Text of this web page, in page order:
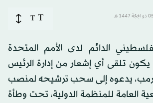
T
T
الدائم لدى الأمم المتحدة
تلقى أي إشعار من إدارة الرئيس
ترمب، يدعوه إلى سحب ترشيحه لمنصب
العامة للمنظمة الدولية، تحت وطأة